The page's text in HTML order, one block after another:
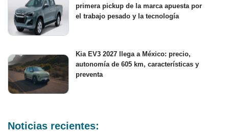
primera pickup de la marca apuesta por
el trabajo pesado y la tecnología
Kia EV3 2027 llega a México: precio,
autonomía de 605 km, características y
preventa
Noticias recientes: